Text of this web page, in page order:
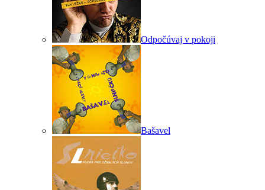
Odpočúvaj v pokoji
Bašavel